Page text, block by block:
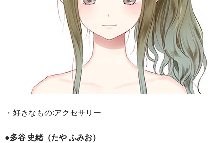
・好きなもの:アクセサリー
●多谷 史緒（たや ふみお）